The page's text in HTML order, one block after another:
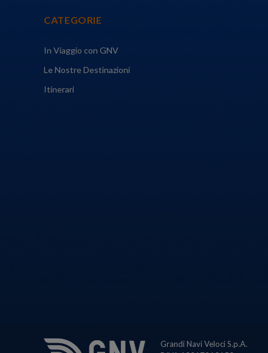
CATEGORIE
In Viaggio con GNV
Le Nostre Destinazioni
Itinerari
Grandi Navi Veloci S.p.A.